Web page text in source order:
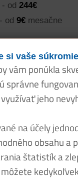
- od 244€
- od 9€ mesačne
si vaše súkromie
vám ponúkla
správne
jeho
na účely
obsahu a
štatistík a